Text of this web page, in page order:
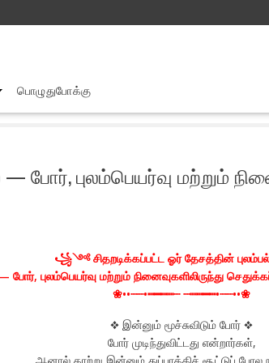
பொழுதுபோக்கு
போர், புலம்பெயர்வு மற்றும்
꧁༺ சிதறடிக்கப்பட்ட ஓர் தேசத்தின்
போர், புலம்பெயர்வு மற்றும் நினைவுகளிலிருந்து
❀••┈┈•┅━┅┉┈ ┈┉┅━┅•┈┈••❀
❖ இன்னும் மூச்சுவிடும் போர் ❖
போர் முடிந்துவிட்டது என்றார்கள்,